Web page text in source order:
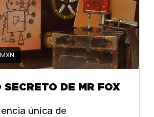
SECRETO DE MR FOX
única de